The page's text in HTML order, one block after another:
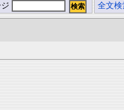
全文検